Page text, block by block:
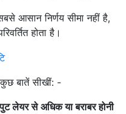
आसान निर्णय सीमा नहीं है,
होता है।
बातें सीखीं: -
लेयर से अधिक या बराबर होनी